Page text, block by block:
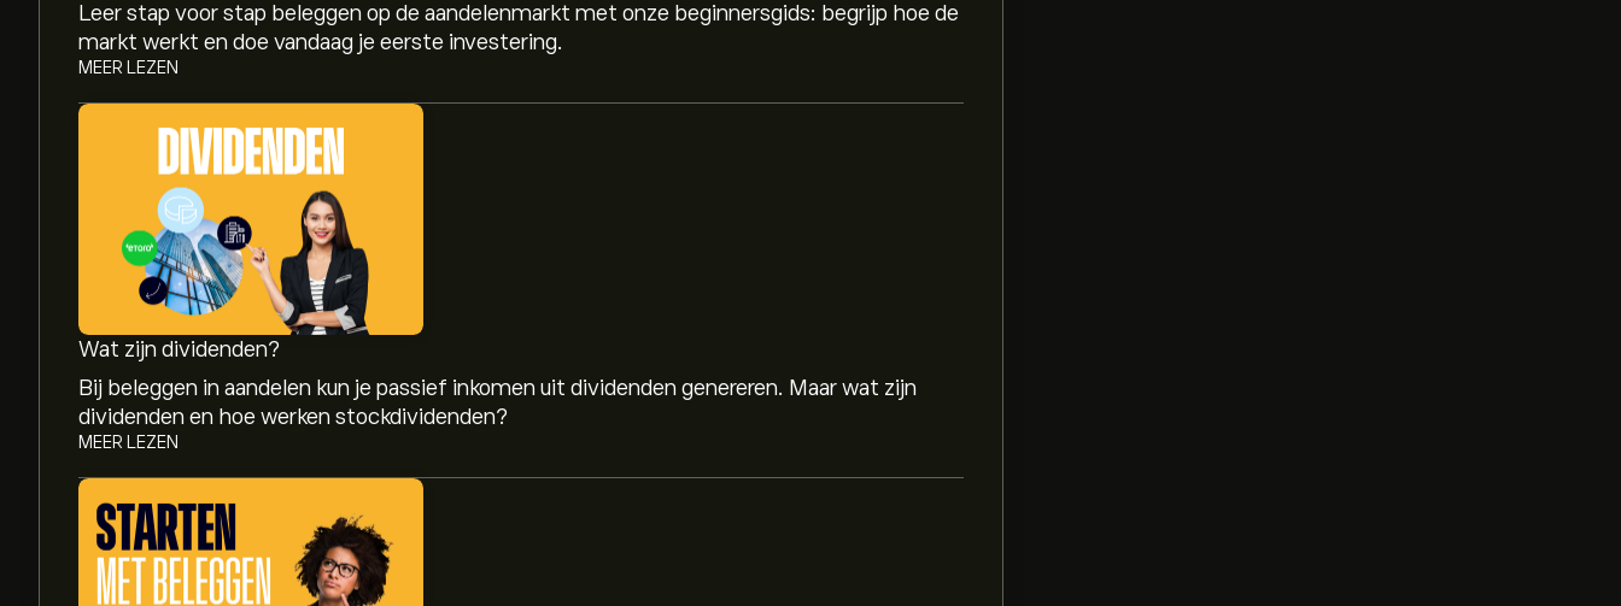
Leer stap voor stap beleggen op de aandelenmarkt met onze beginnersgids: begrijp hoe de
markt werkt en doe vandaag je eerste investering.
MEER LEZEN
Wat zijn dividenden?
Bij beleggen in aandelen kun je passief inkomen uit dividenden genereren. Maar wat zijn
dividenden en hoe werken stockdividenden?
MEER LEZEN
De huidige koers van BDN is 3.22‎$‎.